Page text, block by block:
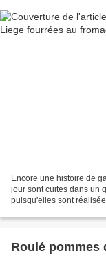
Encore une histoire de
jour sont cuites dans un
puisqu'elles sont
Roulé pommes